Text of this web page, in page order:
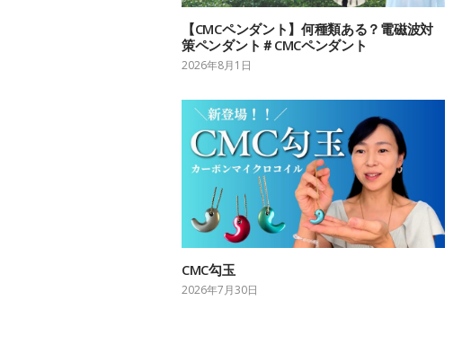
【CMCペンダント】何種類ある？電磁波対
策ペンダント＃CMCペンダント
2026年8月1日
CMC勾玉
2026年7月30日